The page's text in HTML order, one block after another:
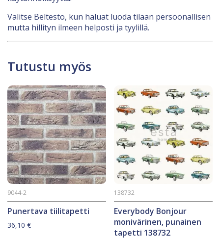
Valitse Beltesto, kun haluat luoda tilaan persoonallisen
mutta hillityn ilmeen helposti ja tyylillä.
Tutustu myös
Punertava tiilitapetti
9044-2
36,10 €
Everybody Bonjour
monivärinen, punainen
tapetti 138732
138732